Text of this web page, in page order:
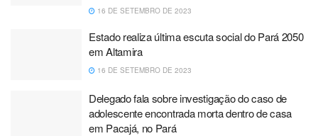
16 DE SETEMBRO DE 2023
Estado realiza última escuta social do Pará 2050
em Altamira
16 DE SETEMBRO DE 2023
Delegado fala sobre investigação do caso de
adolescente encontrada morta dentro de casa
em Pacajá, no Pará